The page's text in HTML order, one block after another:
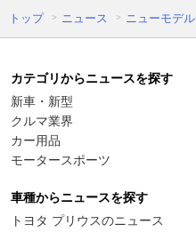
トップ ニュース ニューモデル
カテゴリからニュースを探す
新車・新型
クルマ業界
カー用品
モータースポーツ
車種からニュースを探す
トヨタ プリウスのニュース